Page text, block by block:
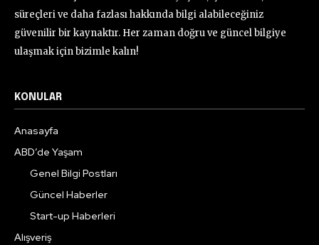
süreçleri ve daha fazlası hakkında bilgi alabileceğiniz
güvenilir bir kaynaktır. Her zaman doğru ve güncel bilgiye
ulaşmak için bizimle kalın!
KONULAR
Anasayfa
ABD’de Yaşam
Genel Bilgi Postları
Güncel Haberler
Start-up Haberleri
Alışveriş